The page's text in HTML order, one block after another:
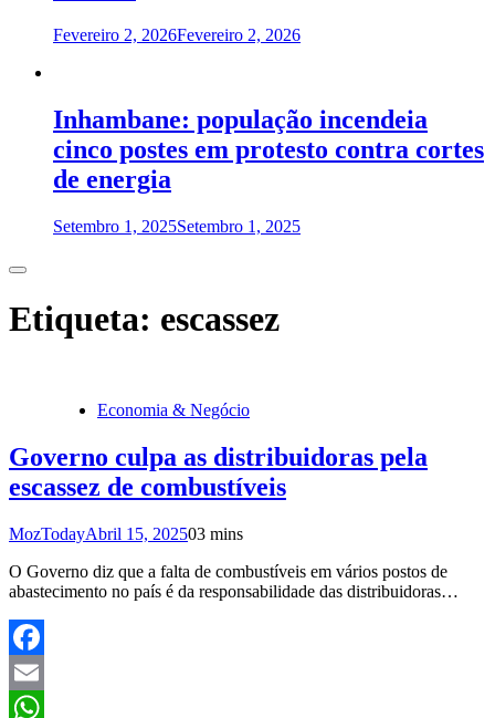
Fevereiro 2, 2026Fevereiro 2, 2026
Inhambane: população incendeia
cinco postes em protesto contra cortes
de energia
Setembro 1, 2025Setembro 1, 2025
Etiqueta: escassez
Economia & Negócio
Governo culpa as distribuidoras pela
escassez de combustíveis
MozTodayAbril 15, 202503 mins
O Governo diz que a falta de combustíveis em vários postos de
abastecimento no país é da responsabilidade das distribuidoras…
Facebook
Email